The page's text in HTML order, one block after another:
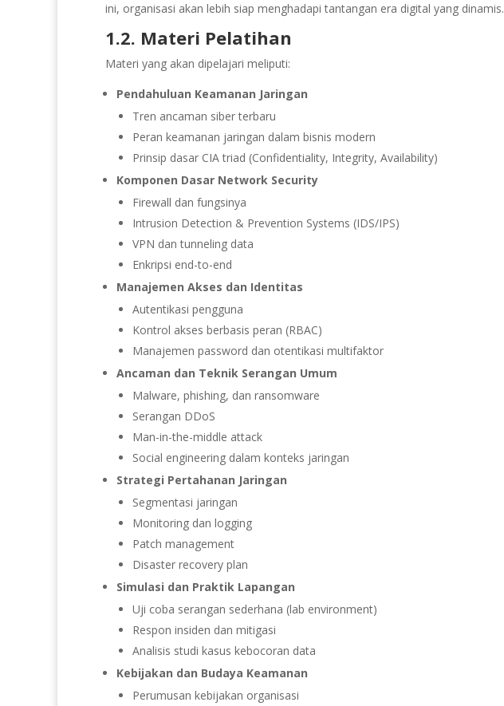
ini, organisasi akan lebih siap menghadapi tantangan era digital yang dinamis.
1.2. Materi Pelatihan
Materi yang akan dipelajari meliputi:
Pendahuluan Keamanan Jaringan
Tren ancaman siber terbaru
Peran keamanan jaringan dalam bisnis modern
Prinsip dasar CIA triad (Confidentiality, Integrity, Availability)
Komponen Dasar Network Security
Firewall dan fungsinya
Intrusion Detection & Prevention Systems (IDS/IPS)
VPN dan tunneling data
Enkripsi end-to-end
Manajemen Akses dan Identitas
Autentikasi pengguna
Kontrol akses berbasis peran (RBAC)
Manajemen password dan otentikasi multifaktor
Ancaman dan Teknik Serangan Umum
Malware, phishing, dan ransomware
Serangan DDoS
Man-in-the-middle attack
Social engineering dalam konteks jaringan
Strategi Pertahanan Jaringan
Segmentasi jaringan
Monitoring dan logging
Patch management
Disaster recovery plan
Simulasi dan Praktik Lapangan
Uji coba serangan sederhana (lab environment)
Respon insiden dan mitigasi
Analisis studi kasus kebocoran data
Kebijakan dan Budaya Keamanan
Perumusan kebijakan organisasi